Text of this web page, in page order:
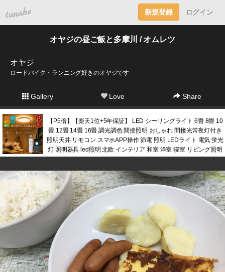
tuna.be 新規登録 ログイン
オヤジの昼ご飯と多摩川 / オムレツ
オヤジ
ロードバイク・ランニング好きのオヤジです
Gallery Love Share
【P5倍】【楽天1位+5年保証】 LED シーリングライト 6畳 8畳 10
畳 12畳 14畳 16畳 調光調色 間接照明 おしゃれ 間接光常夜灯付き
照明天井 リモコン スマホAPP操作 節電 照明 LEDライト 電気 蛍光
灯 照明器具 led照明 北欧 インテリア 和室 洋室 寝室 リビング照明